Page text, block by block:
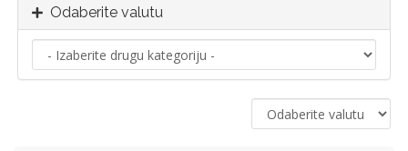
Odaberite valutu